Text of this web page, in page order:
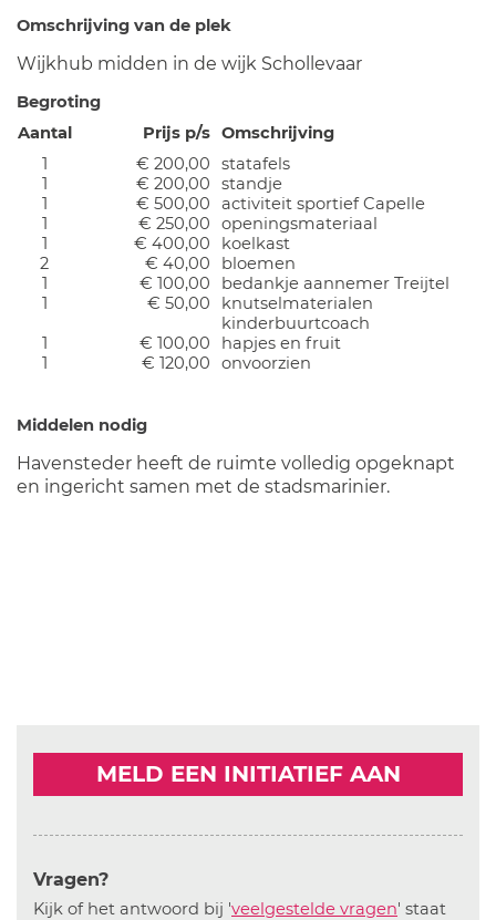
Omschrijving van de plek
Wijkhub midden in de wijk Schollevaar
Begroting
Aantal
Prijs p/s Omschrijving
1
€ 200,00
statafels
1
€ 200,00
standje
1
€ 500,00
activiteit sportief Capelle
1
€ 250,00
openingsmateriaal
1
€ 400,00
koelkast
2
€ 40,00
bloemen
1
€ 100,00
bedankje aannemer Treijtel
1
€ 50,00
knutselmaterialen
kinderbuurtcoach
1
€ 100,00
hapjes en fruit
1
€ 120,00 onvoorzien
Middelen nodig
Havensteder heeft de ruimte volledig opgeknapt
en ingericht samen met de stadsmarinier.
MELD EEN INITIATIEF AAN
Vragen?
Kijk of het antwoord bij 'veelgestelde vragen' staat